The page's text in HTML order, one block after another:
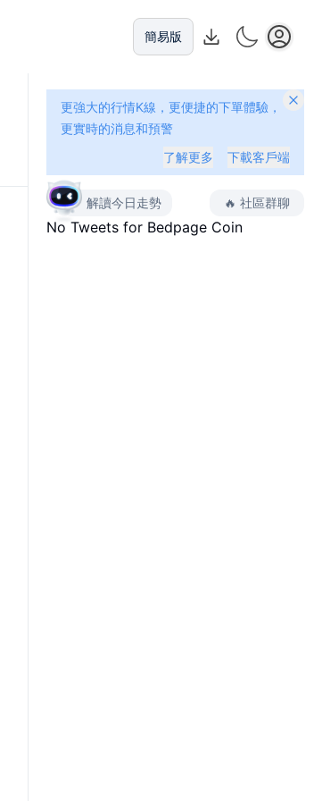
簡易版
更強大的行情K線，更便捷的下單體驗，
更實時的消息和預警
了解更多
下載客戶端
解讀今日走勢 🔥 社區群聊
No Tweets for Bedpage Coin